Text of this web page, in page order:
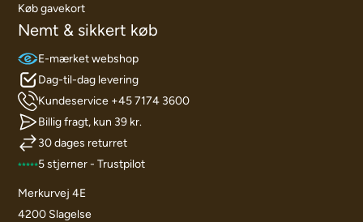
Køb gavekort
Nemt & sikkert køb
E-mærket webshop
Dag-til-dag levering
Kundeservice +45 7174 3600
Billig fragt, kun 39 kr.
30 dages returret
5 stjerner - Trustpilot
Merkurvej 4E
4200 Slagelse